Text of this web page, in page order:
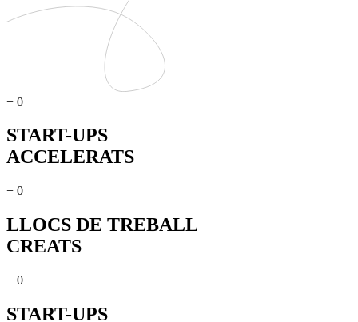
+ 0
START-UPS
ACCELERATS
+ 0
LLOCS DE TREBALL
CREATS
+ 0
START-UPS